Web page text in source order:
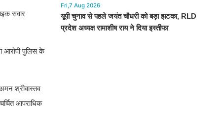
सवार
आरोपी पुलिस के
श्रीवास्तव
आपराधिक
Fri,7 Aug 2026
यूपी चुनाव से पहले जयंत चौधरी को बड़ा झटका, RLD
प्रदेश अध्यक्ष रामाशीष राय ने दिया इस्तीफा